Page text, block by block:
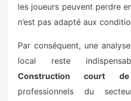
les joueurs peuvent perdre
n’est pas adapté aux
Par conséquent, une
local reste
Construction court
professionnels du